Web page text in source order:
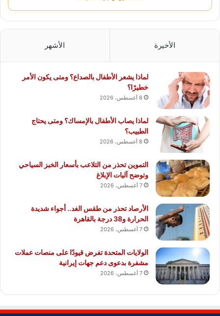
الأخيرة الأشهر
لماذا يشعر الأطفال بالصداع؟ ومتى يكون الأمر
خطيرًا؟
8 أغسطس، 2026
لماذا يصاب الأطفال بالإمساك؟ ومتى يحتاج
الطبيب؟
8 أغسطس، 2026
التموين تحذر من التلاعب بأسعار الخبز السياحي
وتوضح آليات الإبلاغ
7 أغسطس، 2026
الأرصاد تحذر من طقس الغد.. أجواء شديدة
الحرارة و38 درجة بالقاهرة
7 أغسطس، 2026
الولايات المتحدة تفرض قيودًا على منصات عملات
مشفرة بدعوى دعم جهات إيرانية
7 أغسطس، 2026